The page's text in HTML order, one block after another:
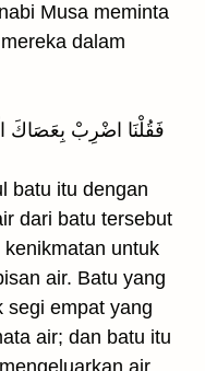
Musa meminta
dalam
فَقُلْنَا اضْرِبْ بِعَصَاكَ
batu itu dengan
dari batu tersebut
untuk
air. Batu yang
segi empat yang
air; dan batu itu
air